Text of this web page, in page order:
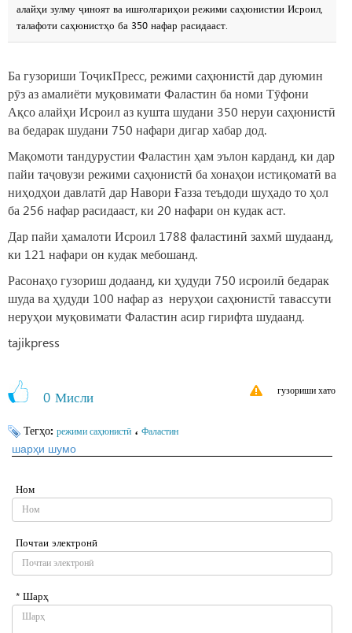
алайҳи зулму ҷиноят ва ишғолгариҳои режими саҳюнистии Исроил,
талафоти саҳюнистҳо ба 350 нафар расидааст.
Ба гузориши ТоҷикПресс, режими саҳюнистӣ дар дуюмин
рӯз аз амалиёти муқовимати Фаластин ба номи Тӯфони
Ақсо алайҳи Исроил аз кушта шудани 350 неруи саҳюнистӣ
ва бедарак шудани 750 нафари дигар хабар дод.
Мақомоти тандурустии Фаластин ҳам эълон карданд, ки дар
пайи таҷовузи режими саҳюнистӣ ба хонаҳои истиқоматӣ ва
ниҳодҳои давлатӣ дар Навори Ғазза теъдоди шуҳадо то ҳол
ба 256 нафар расидааст, ки 20 нафари он кудак аст.
Дар пайи ҳамалоти Исроил 1788 фаластинӣ захмӣ шудаанд,
ки 121 нафари он кудак мебошанд.
Расонаҳо гузориш додаанд, ки ҳудуди 750 исроилӣ бедарак
шуда ва ҳудуди 100 нафар аз неруҳои саҳюнистӣ тавассути
неруҳои муқовимати Фаластин асир гирифта шудаанд.
tajikpress
0 Мисли гузориши хато
Тегҳо: режими саҳюнистӣ ، Фаластин
шарҳи шумо
Ном
Почтаи электронӣ
* Шарҳ